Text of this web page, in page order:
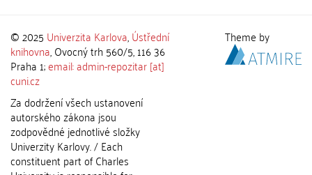
© 2025 Univerzita Karlova,Ústřední
knihovna, Ovocný trh 560/5, 116 36
Praha 1;email: admin-repozitar [at]
cuni.cz
Za dodržení všech ustanovení
autorského zákona jsou
zodpovědné jednotlivé složky
Univerzity Karlovy. / Each
constituent part of Charles
Theme by